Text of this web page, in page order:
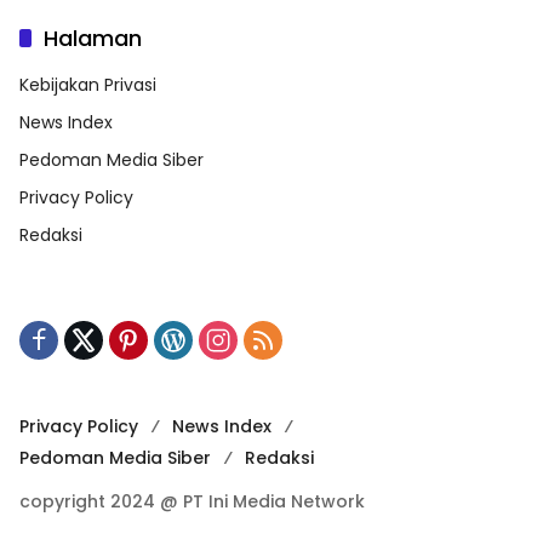
Halaman
Kebijakan Privasi
News Index
Pedoman Media Siber
Privacy Policy
Redaksi
Privacy Policy
News Index
Pedoman Media Siber
Redaksi
copyright 2024 @ PT Ini Media Network